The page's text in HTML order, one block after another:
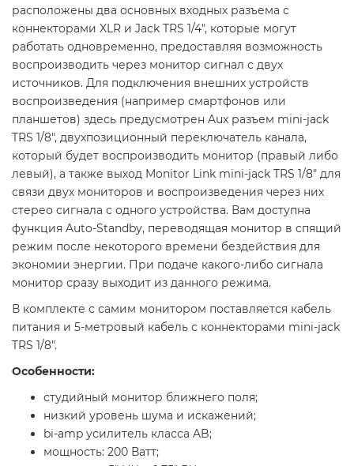
расположены два основных входных разъема с
коннекторами XLR и Jack TRS 1/4", которые могут
работать одновременно, предоставляя возможность
воспроизводить через монитор сигнал с двух
источников. Для подключения внешних устройств
воспроизведения (например смартфонов или
планшетов) здесь предусмотрен Aux разъем mini-jack
TRS 1/8", двухпозиционный переключатель канала,
который будет воспроизводить монитор (правый либо
левый), а также выход Monitor Link mini-jack TRS 1/8" для
связи двух мониторов и воспроизведения через них
стерео сигнала с одного устройства. Вам доступна
функция Auto-Standby, переводящая монитор в спящий
режим после некоторого времени бездействия для
экономии энергии. При подаче какого-либо сигнала
монитор сразу выходит из данного режима.
В комплекте с самим монитором поставляется кабель
питания и 5-метровый кабель с коннекторами mini-jack
TRS 1/8".
Особенности:
студийный монитор ближнего поля;
низкий уровень шума и искажений;
bi-amp усилитель класса AB;
мощность: 200 Ватт;